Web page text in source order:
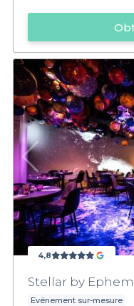
4,8
Stellar by
Evénement sur-mesure